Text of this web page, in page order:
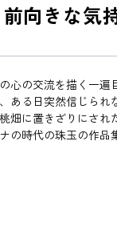
向きな
心の交流を描く一
ある日突然信じら
畑に置きざりにさ
の時代の珠玉の作品